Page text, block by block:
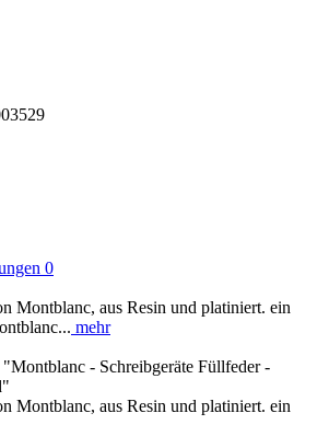
0
Montblanc, aus Resin und platiniert. ein
mehr
- Schreibgeräte Füllfeder -
Montblanc, aus Resin und platiniert. ein